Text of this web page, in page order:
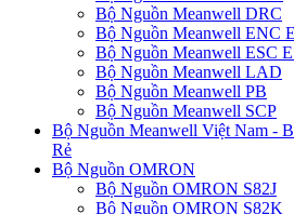
Bộ Nguồn Meanwell DRC
Bộ Nguồn Meanwell ENC
Bộ Nguồn Meanwell ESC
Bộ Nguồn Meanwell LAD
Bộ Nguồn Meanwell PB
Bộ Nguồn Meanwell SCP
Bộ Nguồn Meanwell Việt Nam -
Rẻ
Bộ Nguồn OMRON
Bộ Nguồn OMRON S82J
Bộ Nguồn OMRON S82K